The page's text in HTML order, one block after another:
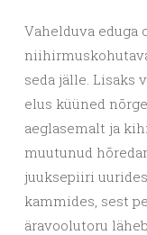
Vahelduva eduga
seda jälle. Lisaks
elus küüned
aeglasemalt ja
muutunud
juuksepiiri
kammides, sest
äravoolutoru